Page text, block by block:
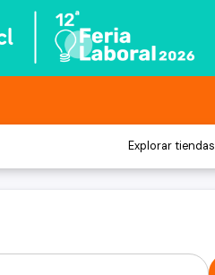
Explorar tiendas